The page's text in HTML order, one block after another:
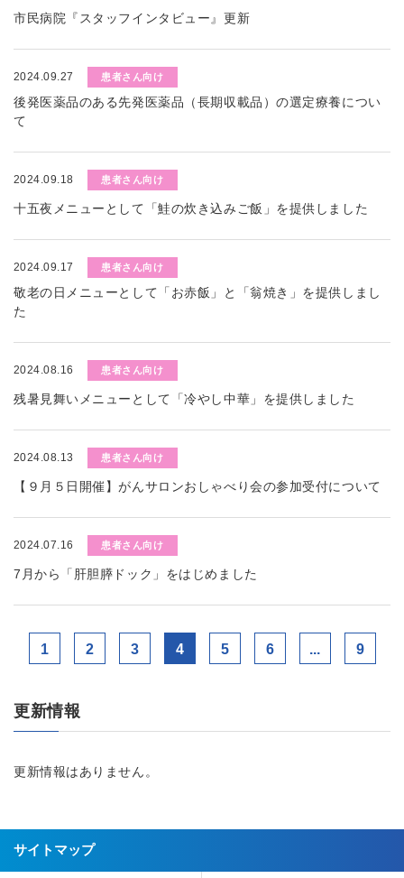
市民病院『スタッフインタビュー』更新
2024.09.27 患者さん向け
後発医薬品のある先発医薬品（長期収載品）の選定療養につい
て
2024.09.18 患者さん向け
十五夜メニューとして「鮭の炊き込みご飯」を提供しました
2024.09.17 患者さん向け
敬老の日メニューとして「お赤飯」と「翁焼き」を提供しまし
た
2024.08.16 患者さん向け
残暑見舞いメニューとして「冷やし中華」を提供しました
2024.08.13 患者さん向け
【９月５日開催】がんサロンおしゃべり会の参加受付について
2024.07.16 患者さん向け
7月から「肝胆膵ドック」をはじめました
1 2 3 4 5 6 ... 9
更新情報
更新情報はありません。
サイトマップ